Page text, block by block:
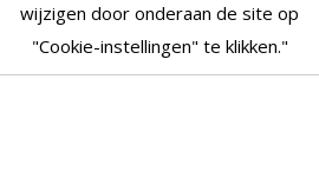
wijzigen door onderaan de site op
"Cookie-instellingen" te klikken."